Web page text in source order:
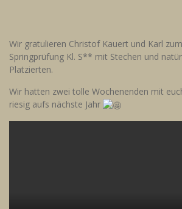
Wir gratulieren Christof Kauert und Karl
Springprüfung Kl. S** mit Stechen und
Platzierten.
Wir hatten zwei tolle Wochenenden mit
riesig aufs nächste Jahr